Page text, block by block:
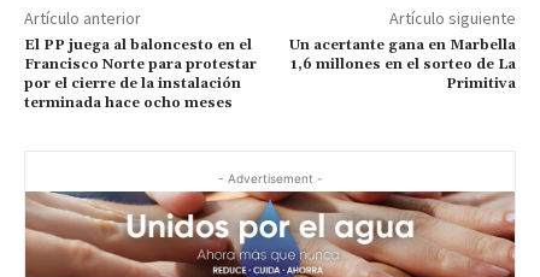
Artículo anterior
El PP juega al baloncesto en el
Francisco Norte para protestar
por el cierre de la instalación
terminada hace ocho meses
Artículo siguiente
Un acertante gana en Marbella
1,6 millones en el sorteo de La
Primitiva
- Advertisement -